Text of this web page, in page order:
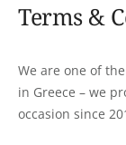
Terms &
We are one of
in Greece – we
occasion since